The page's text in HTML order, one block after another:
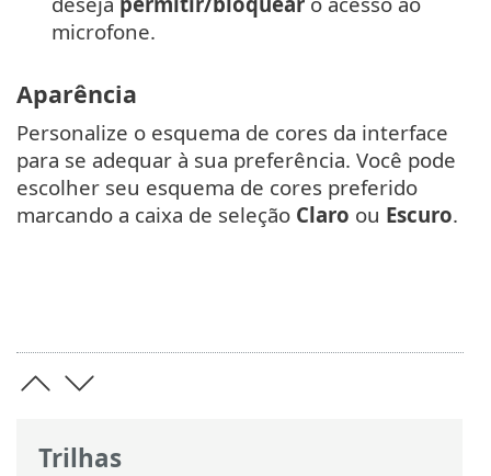
Trilhas
microfone.
Aparência
Personalize o esquema de cores da interface
para se adequar à sua preferência. Você pode
escolher seu esquema de cores preferido
marcando a caixa de seleção Claro ou Escuro.